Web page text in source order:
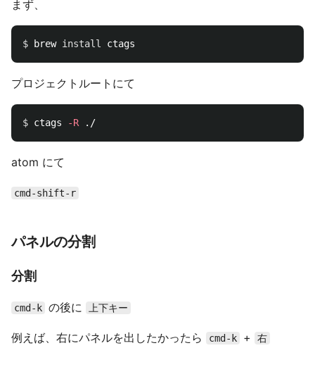
まず、
$ brew install
プロジェクトルートにて
$ ctags -R
atom にて
cmd-shift-r
パネルの分割
分割
cmd-k の後に 上下キー
例えば、右にパネルを出したかったら cmd-k + 右